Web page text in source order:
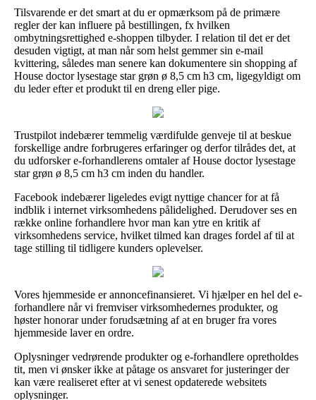
Tilsvarende er det smart at du er opmærksom på de primære
regler der kan influere på bestillingen, fx hvilken
ombytningsrettighed e-shoppen tilbyder. I relation til det er det
desuden vigtigt, at man når som helst gemmer sin e-mail
kvittering, således man senere kan dokumentere sin shopping af
House doctor lysestage star grøn ø 8,5 cm h3 cm, ligegyldigt om
du leder efter et produkt til en dreng eller pige.
Trustpilot indebærer temmelig værdifulde genveje til at beskue
forskellige andre forbrugeres erfaringer og derfor tilrådes det, at
du udforsker e-forhandlerens omtaler af House doctor lysestage
star grøn ø 8,5 cm h3 cm inden du handler.
Facebook indebærer ligeledes evigt nyttige chancer for at få
indblik i internet virksomhedens pålidelighed. Derudover ses en
række online forhandlere hvor man kan ytre en kritik af
virksomhedens service, hvilket tilmed kan drages fordel af til at
tage stilling til tidligere kunders oplevelser.
Vores hjemmeside er annoncefinansieret. Vi hjælper en hel del e-
forhandlere når vi fremviser virksomhedernes produkter, og
høster honorar under forudsætning af at en bruger fra vores
hjemmeside laver en ordre.
Oplysninger vedrørende produkter og e-forhandlere opretholdes
tit, men vi ønsker ikke at påtage os ansvaret for justeringer der
kan være realiseret efter at vi senest opdaterede websitets
oplysninger.